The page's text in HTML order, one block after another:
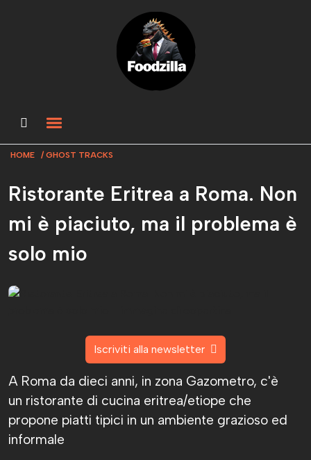
HOME GHOST TRACKS
Ristorante Eritrea a Roma. Non
mi è piaciuto, ma il problema è
solo mio
Iscriviti alla newsletter
A Roma da dieci anni, in zona Gazometro, c'è
un ristorante di cucina eritrea/etiope che
propone piatti tipici in un ambiente grazioso ed
informale